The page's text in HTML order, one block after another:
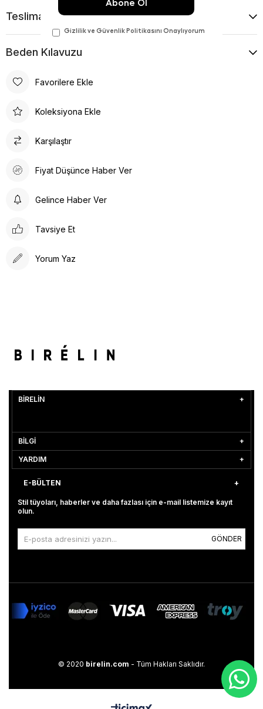
Teslimat Ve İade Koşulları
Beden Kılavuzu
Favorilere Ekle
Koleksiyona Ekle
Karşılaştır
Fiyat Düşünce Haber Ver
Gelince Haber Ver
Tavsiye Et
Yorum Yaz
BİRELİN
BİLGİ
YARDIM
E-BÜLTEN
Stil tüyoları, haberler ve daha fazlası için e-mail listemize kayıt
olun.
GÖNDER
© 2020 birelin.com - Tüm Hakları Saklıdır.